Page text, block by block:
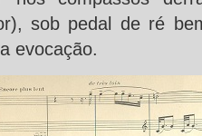
sob pedal de ré
evocação.